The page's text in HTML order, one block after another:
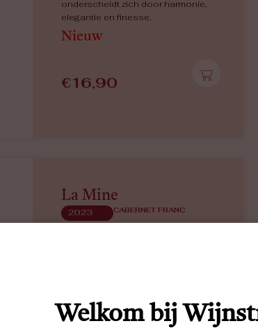
onderscheidt zich door harmonie,
elegantie en finesse.
Nieuw
€ 16,90
La Mine
2023 CABERNET FRANC
€18,50
Welkom bij